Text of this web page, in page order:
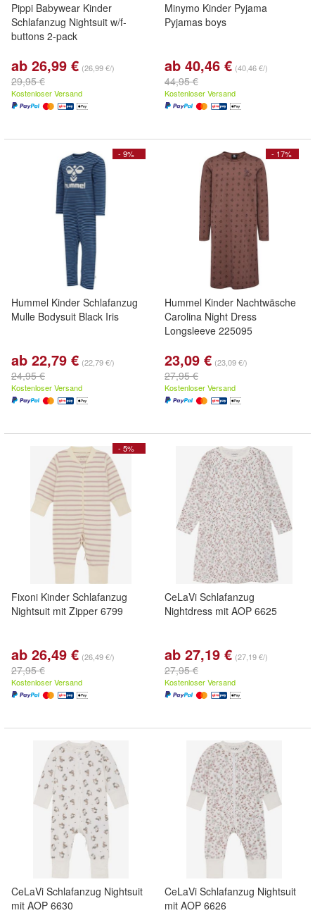
Pippi Babywear Kinder
Schlafanzug Nightsuit w/f-
buttons 2-pack
ab 26,99 € (26,99 €/)
29,95 €
Kostenloser Versand
Minymo Kinder Pyjama
Pyjamas boys
ab 40,46 € (40,46 €/)
44,95 €
Kostenloser Versand
- 9%
Hummel Kinder Schlafanzug
Mulle Bodysuit Black Iris
ab 22,79 € (22,79 €/)
24,95 €
Kostenloser Versand
- 17%
Hummel Kinder Nachtwäsche
Carolina Night Dress
Longsleeve 225095
23,09 € (23,09 €/)
27,95 €
Kostenloser Versand
- 5%
Fixoni Kinder Schlafanzug
Nightsuit mit Zipper 6799
ab 26,49 € (26,49 €/)
27,95 €
Kostenloser Versand
CeLaVi Schlafanzug
Nightdress mit AOP 6625
ab 27,19 € (27,19 €/)
27,95 €
Kostenloser Versand
CeLaVi Schlafanzug Nightsuit
mit AOP 6630
CeLaVi Schlafanzug Nightsuit
mit AOP 6626